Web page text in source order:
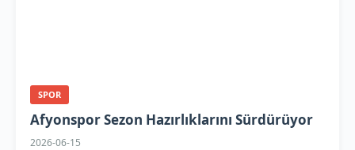
SPOR
Afyonspor Sezon Hazırlıklarını Sürdürüyor
2026-06-15